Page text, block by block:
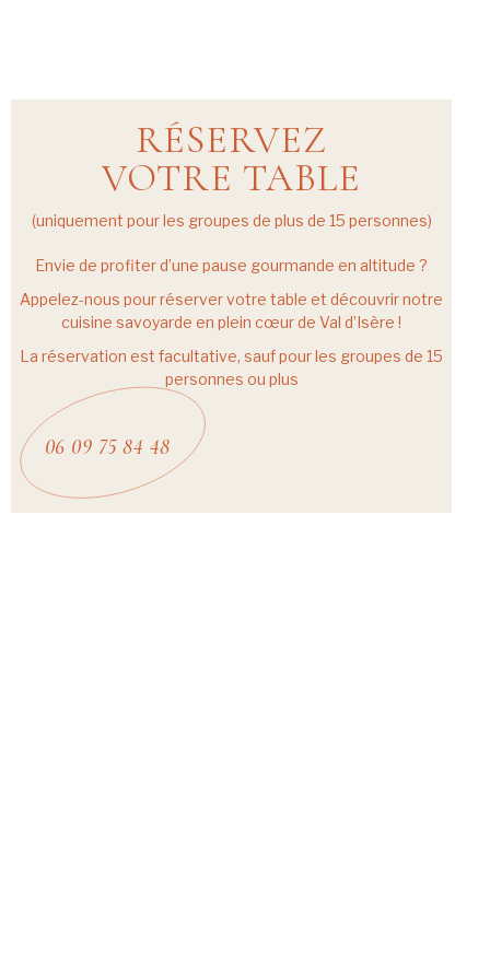
RÉSERVEZ
VOTRE TABLE
(uniquement pour les groupes de plus de 15 personnes)
Envie de profiter d’une pause gourmande en altitude ?
Appelez-nous pour réserver votre table et découvrir notre
cuisine savoyarde en plein cœur de Val d’Isère !
La réservation est facultative, sauf pour les groupes de 15
personnes ou plus
06 09 75 84 48